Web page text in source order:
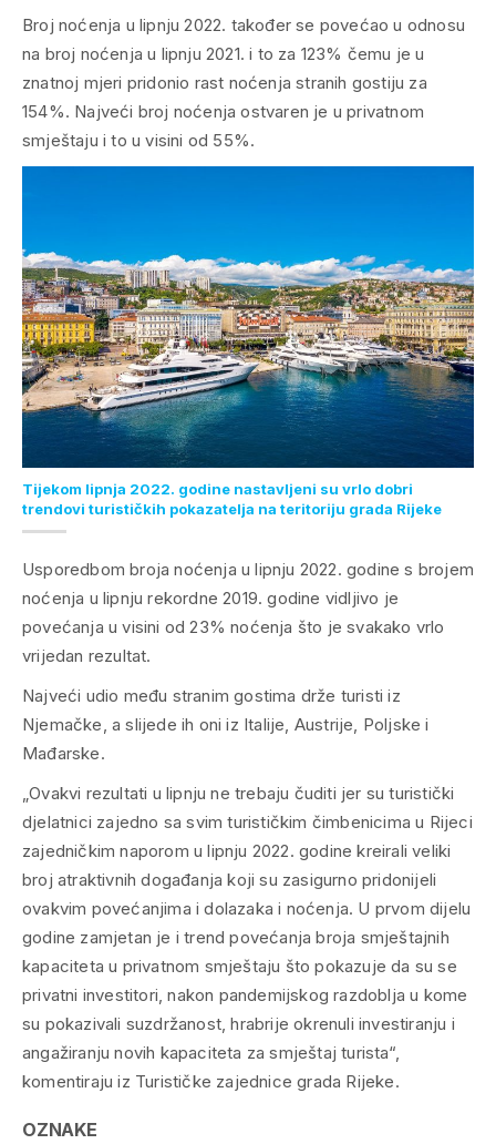
Broj noćenja u lipnju 2022. također se povećao u odnosu
na broj noćenja u lipnju 2021. i to za 123% čemu je u
znatnoj mjeri pridonio rast noćenja stranih gostiju za
154%. Najveći broj noćenja ostvaren je u privatnom
smještaju i to u visini od 55%.
Tijekom lipnja 2022. godine nastavljeni su vrlo dobri
trendovi turističkih pokazatelja na teritoriju grada Rijeke
Usporedbom broja noćenja u lipnju 2022. godine s brojem
noćenja u lipnju rekordne 2019. godine vidljivo je
povećanja u visini od 23% noćenja što je svakako vrlo
vrijedan rezultat.
Najveći udio među stranim gostima drže turisti iz
Njemačke, a slijede ih oni iz Italije, Austrije, Poljske i
Mađarske.
„Ovakvi rezultati u lipnju ne trebaju čuditi jer su turistički
djelatnici zajedno sa svim turističkim čimbenicima u Rijeci
zajedničkim naporom u lipnju 2022. godine kreirali veliki
broj atraktivnih događanja koji su zasigurno pridonijeli
ovakvim povećanjima i dolazaka i noćenja. U prvom dijelu
godine zamjetan je i trend povećanja broja smještajnih
kapaciteta u privatnom smještaju što pokazuje da su se
privatni investitori, nakon pandemijskog razdoblja u kome
su pokazivali suzdržanost, hrabrije okrenuli investiranju i
angažiranju novih kapaciteta za smještaj turista“,
komentiraju iz Turističke zajednice grada Rijeke.
OZNAKE